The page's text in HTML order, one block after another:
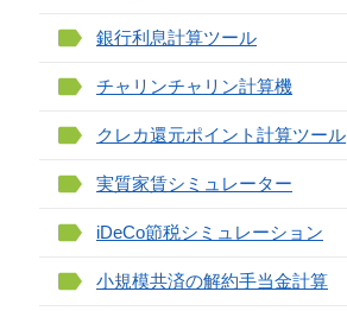
銀行利息計算ツール
チャリンチャリン計算機
クレカ還元ポイント計算ツール
実質家賃シミュレーター
iDeCo節税シミュレーション
小規模共済の解約手当金計算